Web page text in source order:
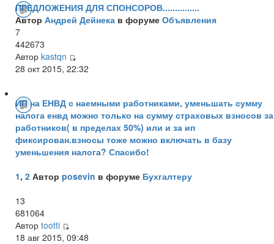
ПРЕДЛОЖЕНИЯ ДЛЯ СПОНСОРОВ...............
Автор Андрей Дейнека в форуме Объявления
7
442673
Автор kastqn
28 окт 2015, 22:32
ИП на ЕНВД с наемными работниками, уменьшать сумму
налога енвд можно только на сумму страховых взносов за
работников( в пределах 50%) или и за ип
фиксирован.взносы тоже можно включать в базу
уменьшения налога? Спасибо!
1, 2 Автор posevin в форуме Бухгалтеру
13
681064
Автор tootti
18 авг 2015, 09:48